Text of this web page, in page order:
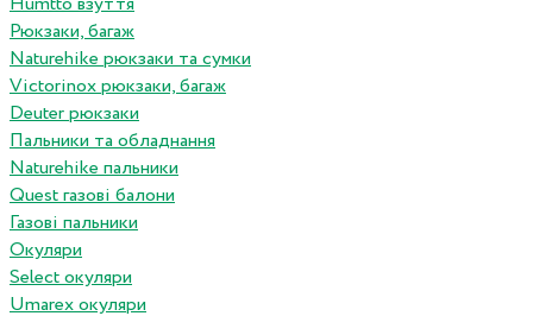
Рюкзаки, багаж
Naturehike рюкзаки та сумки
Victorinox рюкзаки, багаж
Deuter рюкзаки
Пальники та обладнання
Naturehike пальники
Quest газові балони
Газові пальники
Окуляри
Select окуляри
Umarex окуляри